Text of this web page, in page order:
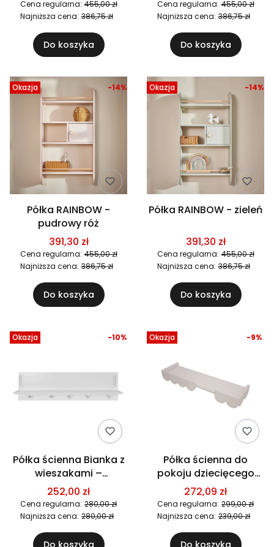
Cena regularna: 455,00 zł
Najniższa cena: 386,75 zł
Do koszyka
Cena regularna: 455,00 zł
Najniższa cena: 386,75 zł
Do koszyka
Okazja
Półka RAINBOW -
pudrowy róż
391,30 zł
Cena regularna: 455,00 zł
-14%
Najniższa cena: 386,75 zł
Do koszyka
Okazja
Półka RAINBOW - zieleń
391,30 zł
Cena regularna: 455,00 zł
-14%
Najniższa cena: 386,75 zł
Do koszyka
Okazja
Półka ścienna Bianka z
wieszakami –
elegancka półka
dziecięca w stylu art
déco
252,00 zł
Cena regularna: 280,00 zł
-10%
Najniższa cena: 280,00 zł
Okazja
Półka ścienna do
pokoju dziecięcego
Babushka - Biała
272,09 zł
Cena regularna: 299,00 zł
-9%
Najniższa cena: 239,00 zł